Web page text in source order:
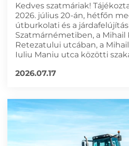
Kedves szatmáriak!
2026. július 20-án, hétfőn
útburkolati és a
Szatmárnémetiben, a Mihail
Retezatului utcában, a
Iuliu Maniu utca közötti
2026.07.17